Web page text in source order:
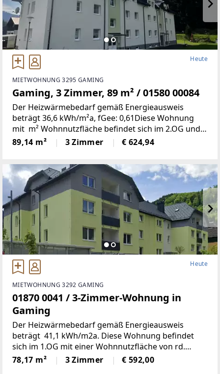
Heute
MIETWOHNUNG 3295 GAMING
Gaming, 3 Zimmer, 89 m² / 01580 00084
Der Heizwärmebedarf gemäß Energieausweis
beträgt 36,6 kWh/m²a, fGee: 0,61Diese Wohnung
mit m² Wohnnutzfläche befindet sich im 2.OG und
weist folgende Räumlichkeiten auf:Wohnzimmer,
zwei Schlafzimmer, Küche/Esszimmer, Bad, WC,
89,14 m² 3 Zimmer € 624,94
Heute
MIETWOHNUNG 3292 GAMING
01870 0041 / 3-Zimmer-Wohnung in
Gaming
Der Heizwärmebedarf gemäß Energieausweis
beträgt 41,1 kWh/m2a. Diese Wohnung befindet
sich im 1.OG mit einer Wohnnutzfläche von rd.
78m2; Wohn-, Schlaf- und Kinderzimmer, Bad, WC,
Abstell- und Vorraum sowie eine Loggia.1
78,17 m² 3 Zimmer € 592,00